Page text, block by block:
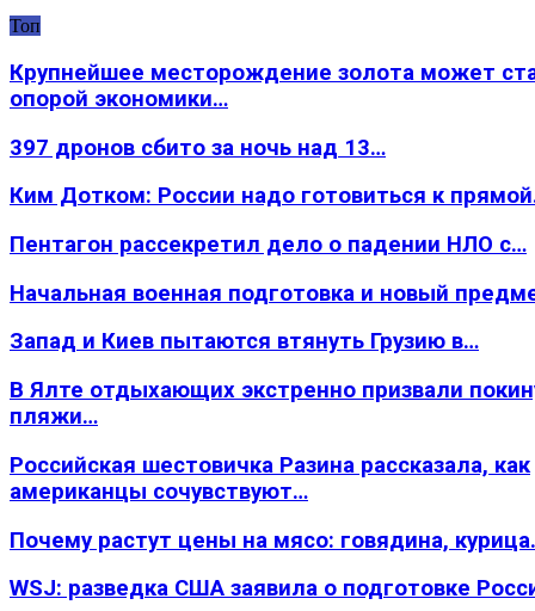
Топ
Крупнейшее месторождение золота может
опорой экономики…
397 дронов сбито за ночь над 13…
Ким Дотком: России надо готовиться к
Пентагон рассекретил дело о падении НЛО с…
Начальная военная подготовка и новый
Запад и Киев пытаются втянуть Грузию в…
В Ялте отдыхающих экстренно призвали
пляжи…
Российская шестовичка Разина рассказала, как
американцы сочувствуют…
Почему растут цены на мясо: говядина,
WSJ: разведка США заявила о подготовке